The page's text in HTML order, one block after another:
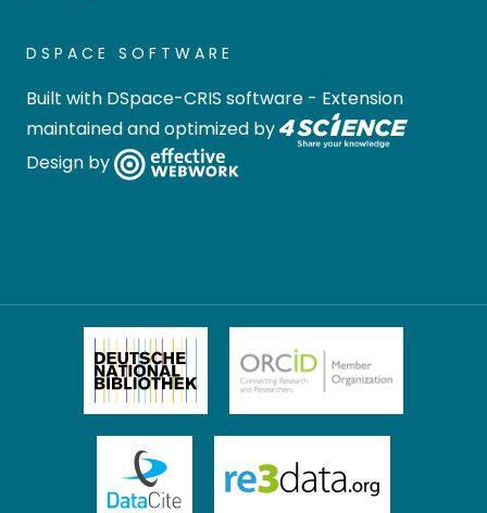
DSPACE SOFTWARE
Built with DSpace-CRIS software - Extension
maintained and optimized by
Design by